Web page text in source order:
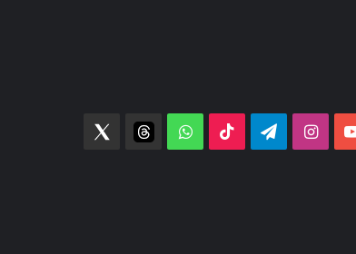
‫YouTubeانستقرامتيلقرام ‫TikTok واتساب threads